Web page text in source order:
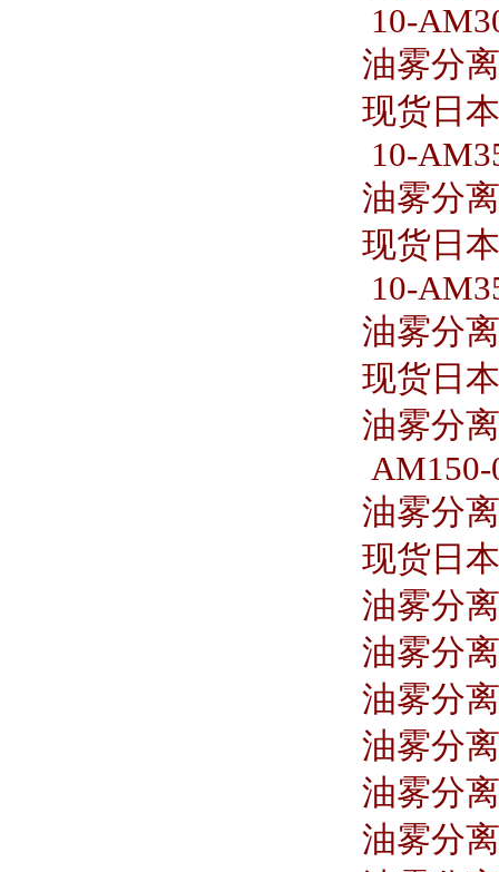
10-
油雾分
现货日
10-
油雾分
现货日
10-
油雾分
现货日
油雾分
AM150-
油雾分
现货日
油雾分
油雾分
油雾分
油雾分
油雾分
油雾分